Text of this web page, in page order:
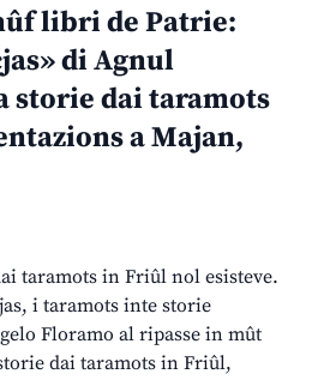
libri de Patrie:
di Agnul
storie dai taramots
a Majan,
taramots in Friûl nol esisteve.
i taramots inte storie
Floramo al ripasse in mût
dai taramots in Friûl,